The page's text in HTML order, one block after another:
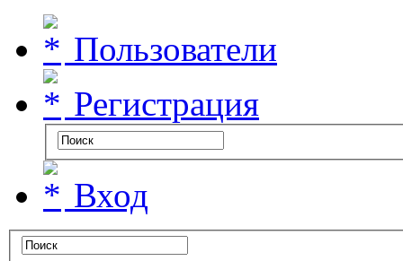
Пользователи
Регистрация
Вход